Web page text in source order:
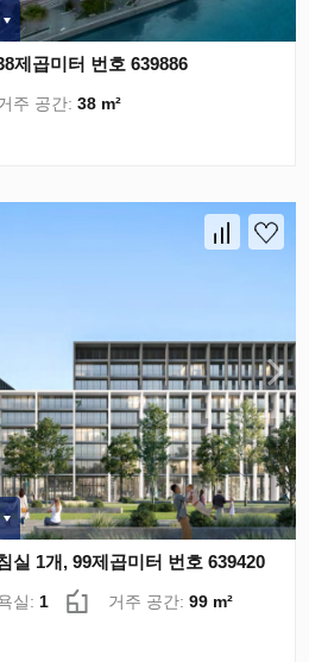
제곱미터 번호 639886
주 공간:38 m²
실 1개, 99제곱미터 번호 639420
실: 1 거주 공간:99 m²